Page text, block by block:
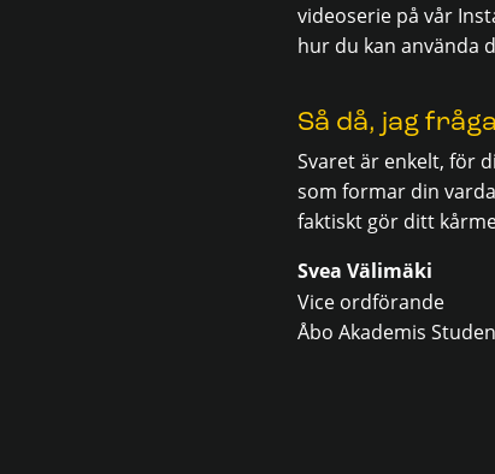
videoserie på vår
hur du kan använda
Så då, jag
Svaret är enkelt, för
som formar din
faktiskt gör ditt
Svea Välimäki
Vice ordförande
Åbo Akademis